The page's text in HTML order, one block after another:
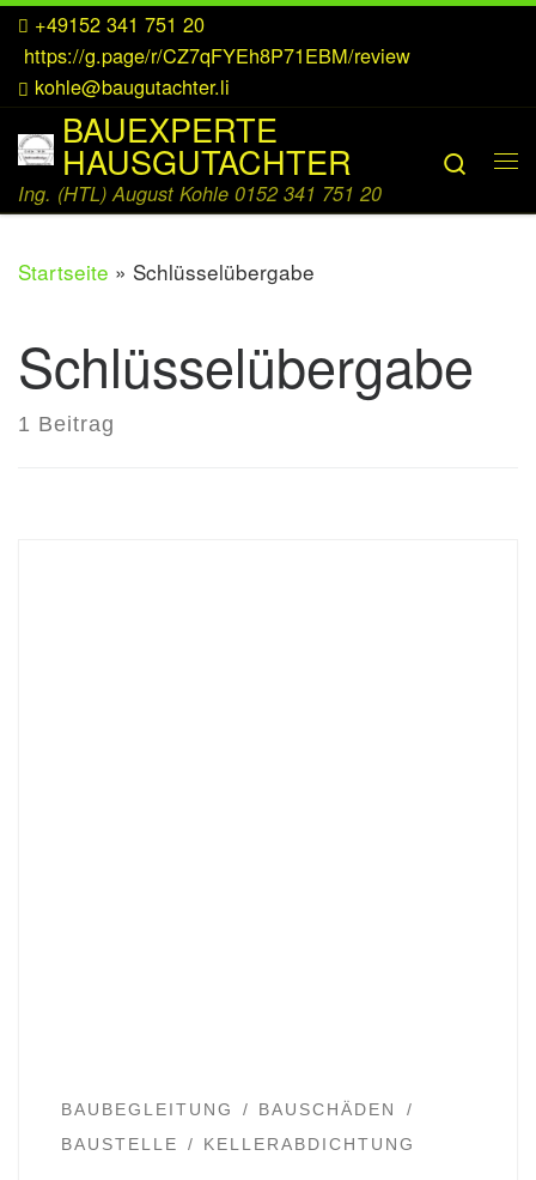
Zum Inhalt springen
+49152 341 751 20
https://g.page/r/CZ7qFYEh8P71EBM/review
kohle@baugutachter.li
BAUEXPERTE
HAUSGUTACHTER
Ing. (HTL) August Kohle 0152 341 751 20
Search
Startseite » Schlüsselübergabe
Schlüsselübergabe
1 Beitrag
BAUBEGLEITUNG
BAUSCHÄDEN
BAUSTELLE
KELLERABDICHTUNG